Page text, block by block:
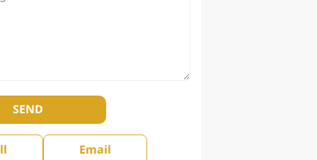
SEND
Email